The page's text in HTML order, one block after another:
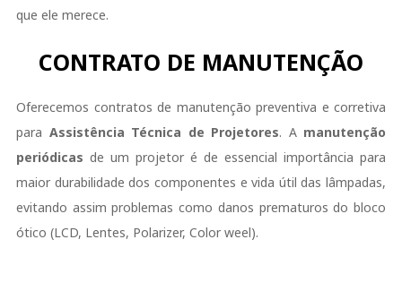
que ele merece.
CONTRATO DE MANUTENÇÃO
Oferecemos contratos de manutenção preventiva e corretiva
para Assistência Técnica de Projetores. A manutenção
periódicas de um projetor é de essencial importância para
maior durabilidade dos componentes e vida útil das lâmpadas,
evitando assim problemas como danos prematuros do bloco
ótico (LCD, Lentes, Polarizer, Color weel).